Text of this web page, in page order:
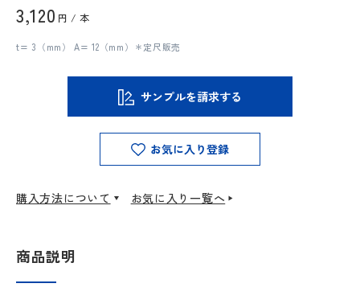
3,120 円 / 本
t= 3（mm） A= 12（mm）＊定尺販売
サンプルを請求する
お気に入り登録
購入方法について お気に入り一覧へ
商品説明